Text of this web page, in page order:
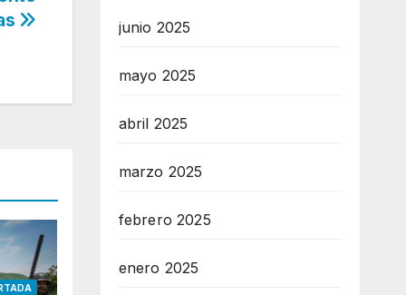
junio 2025
mayo 2025
abril 2025
marzo 2025
febrero 2025
enero 2025